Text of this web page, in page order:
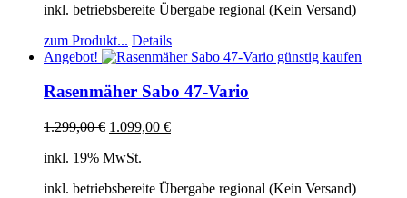
inkl. betriebsbereite Übergabe regional (Kein Versand)
zum Produkt... Details
Angebot!
Rasenmäher Sabo 47-Vario
1.299,00€ 1.099,00 €
inkl. 19% MwSt.
inkl. betriebsbereite Übergabe regional (Kein Versand)